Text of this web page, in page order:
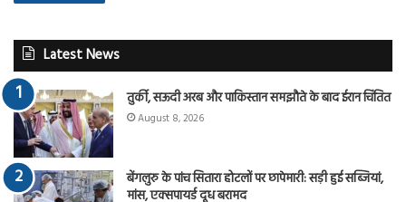
Latest News
तुर्की, सऊदी अरब और पाकिस्तान समझौते के बाद ईरान चिंतित
August 8, 2026
बेंगलुरु के पांच सितारा होटलों पर छापेमारी: सड़ी हुई सब्जियां,
मांस, एक्सपायर्ड दूध बरामद